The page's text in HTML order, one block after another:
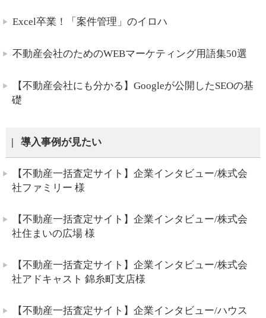
Excel卒業！「案件管理」のイロハ
不動産会社のためのWEBマーケティング用語集50選
【不動産会社にも分かる】Googleが公開したSEOの基
礎
導入事例が見たい
【不動産一括査定サイト】企業インタビュー/株式会
社ファミリー 様
【不動産一括査定サイト】企業インタビュー/株式会
社住まいの広場 様
【不動産一括査定サイト】企業インタビュー/株式会
社アドキャスト 錦糸町支店様
【不動産一括査定サイト】企業インタビュー/ハウス